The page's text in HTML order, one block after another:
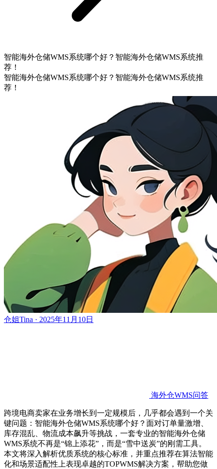
智能海外仓储WMS系统哪个好？智能海外仓储WMS系统推
荐！
智能海外仓储WMS系统哪个好？智能海外仓储WMS系统推
荐！
仓姐Tina · 2025年11月10日
海外仓WMS问答
跨境电商卖家在业务增长到一定规模后，几乎都会遇到一个关
键问题：智能海外仓储WMS系统哪个好？面对订单量激增、
库存混乱、物流成本飙升等挑战，一套专业的智能海外仓储
WMS系统不再是“锦上添花”，而是“雪中送炭”的刚需工具。
本文将深入解析优质系统的核心标准，并重点推荐在算法智能
化和场景适配性上表现卓越的TOPWMS解决方案，帮助您做